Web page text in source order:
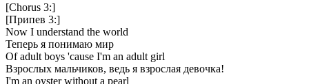
[Chorus 3:]
[Припев 3:]
Now I understand the world
Теперь я понимаю мир
Of adult boys 'cause I'm an adult girl
Взрослых мальчиков, ведь я взрослая девочка!
I'm an oyster without a pearl